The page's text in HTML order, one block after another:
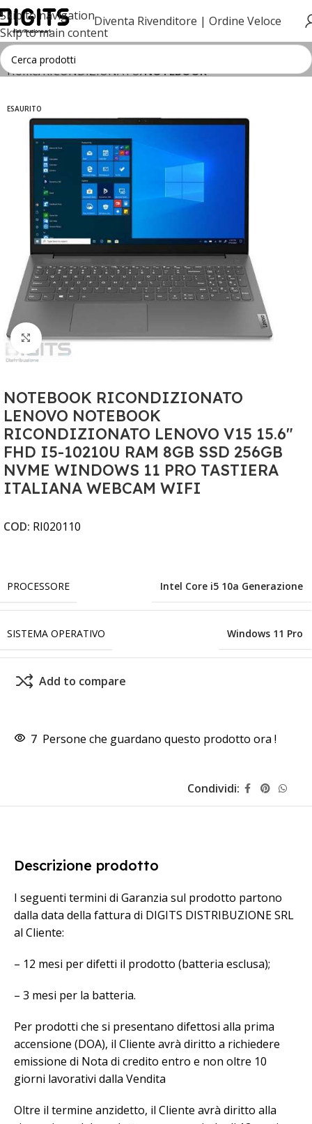
Skip to navigation
Skip to main content
Diventa Rivenditore | Ordine Veloce
Home RICONDIZIONATO NOTEBOOK
ESAURITO
Clicca per ingrandire
NOTEBOOK RICONDIZIONATO
LENOVO NOTEBOOK
RICONDIZIONATO LENOVO V15 15.6"
FHD I5-10210U RAM 8GB SSD 256GB
NVME WINDOWS 11 PRO TASTIERA
ITALIANA WEBCAM WIFI
COD: RI020110
PROCESSORE Intel Core i5 10a Generazione
SISTEMA OPERATIVO Windows 11 Pro
Add to compare
7 Persone che guardano questo prodotto ora !
Condividi:
Descrizione prodotto
I seguenti termini di Garanzia sul prodotto partono
dalla data della fattura di DIGITS DISTRIBUZIONE SRL
al Cliente:
– 12 mesi per difetti il prodotto (batteria esclusa);
– 3 mesi per la batteria.
Per prodotti che si presentano difettosi alla prima
accensione (DOA), il Cliente avrà diritto a richiedere
emissione di Nota di credito entro e non oltre 10
giorni lavorativi dalla Vendita
Oltre il termine anzidetto, il Cliente avrà diritto alla